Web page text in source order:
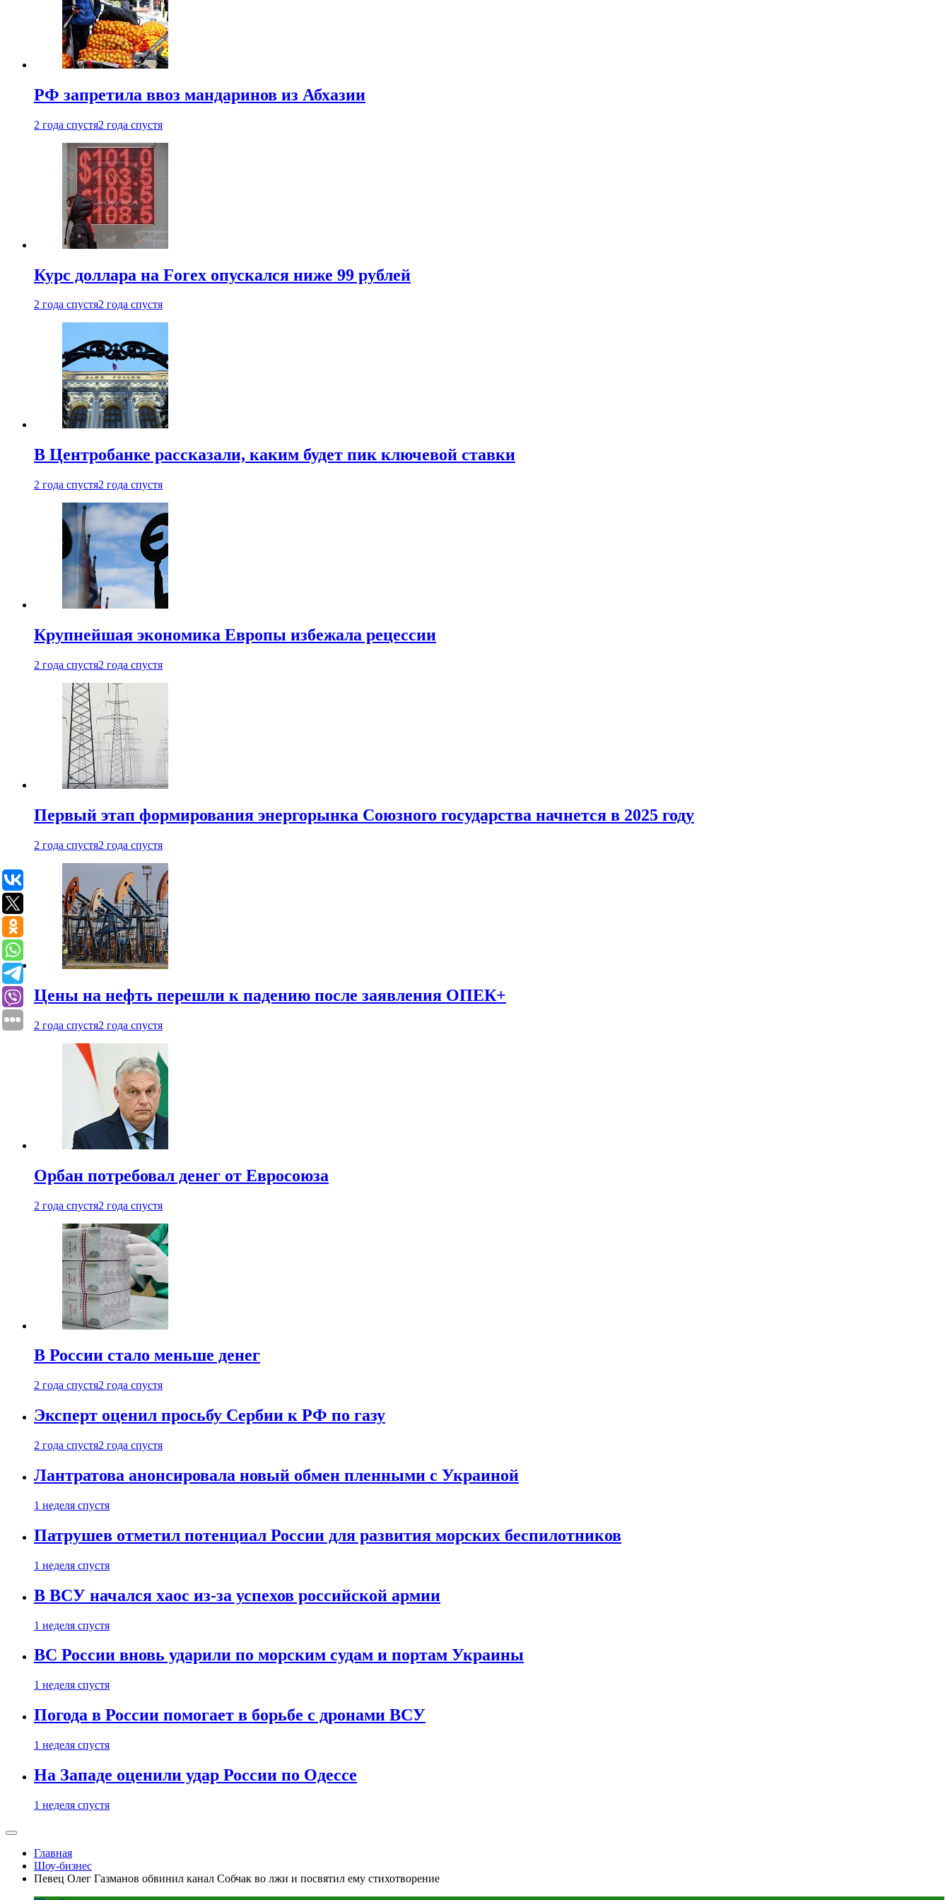
РФ запретила ввоз мандаринов из Абхазии
2 года спустя2 года спустя
Курс доллара на Forex опускался ниже 99 рублей
2 года спустя2 года спустя
В Центробанке рассказали, каким будет пик ключевой ставки
2 года спустя2 года спустя
Крупнейшая экономика Европы избежала рецессии
2 года спустя2 года спустя
Первый этап формирования энергорынка Союзного государства начнется в 2025 году
2 года спустя2 года спустя
Цены на нефть перешли к падению после заявления ОПЕК+
2 года спустя2 года спустя
Орбан потребовал денег от Евросоюза
2 года спустя2 года спустя
В России стало меньше денег
2 года спустя2 года спустя
Эксперт оценил просьбу Сербии к РФ по газу
2 года спустя2 года спустя
Лантратова анонсировала новый обмен пленными с Украиной
1 неделя спустя
Патрушев отметил потенциал России для развития морских беспилотников
1 неделя спустя
В ВСУ начался хаос из-за успехов российской армии
1 неделя спустя
ВС России вновь ударили по морским судам и портам Украины
1 неделя спустя
Погода в России помогает в борьбе с дронами ВСУ
1 неделя спустя
На Западе оценили удар России по Одессе
1 неделя спустя
Главная
Шоу-бизнес
Певец Олег Газманов обвинил канал Собчак во лжи и посвятил ему стихотворение